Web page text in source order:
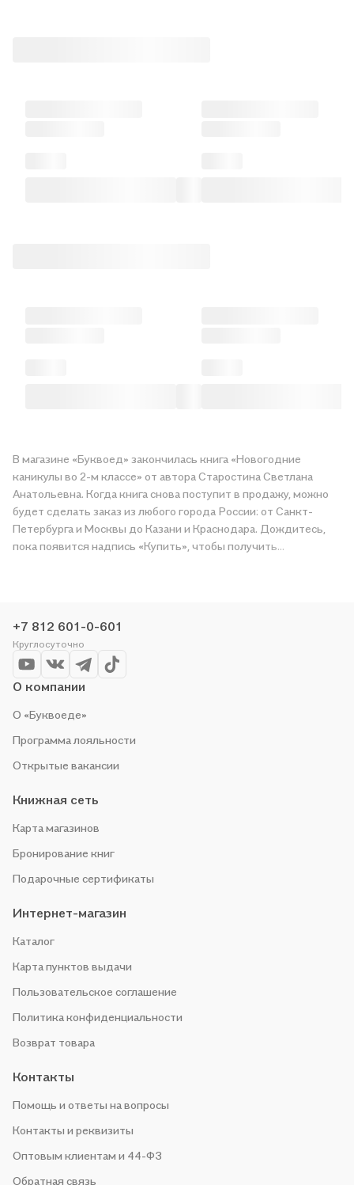
В магазине «Буквоед» закончилась книга «Новогодние
каникулы во 2-м классе» от автора Старостина Светлана
Анатольевна. Когда книга снова поступит в продажу, можно
будет сделать заказ из любого города России: от Санкт-
Петербурга и Москвы до Казани и Краснодара. Дождитесь,
пока появится надпись «Купить», чтобы получить
акции. Оставайтесь с нами, чтобы не упустить выгоду!
+7 812 601-0-601
Круглосуточно
О компании
О «Буквоеде»
Программа лояльности
Открытые вакансии
Книжная сеть
Карта магазинов
Бронирование книг
Подарочные сертификаты
Интернет-магазин
Каталог
Карта пунктов выдачи
Пользовательское соглашение
Политика конфиденциальности
Возврат товара
Контакты
Помощь и ответы на вопросы
Контакты и реквизиты
Оптовым клиентам и 44-ФЗ
Обратная связь